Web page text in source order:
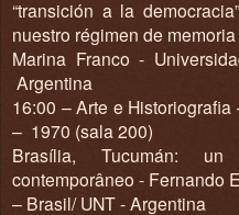
“transición a la
nuestro régimen de memoria
Marina Franco -
Argentina
16:00 – Arte e
– 1970 (sala 200)
Brasília, Tucumán:
contemporâneo - Fernando
– Brasil/ UNT - Argentina